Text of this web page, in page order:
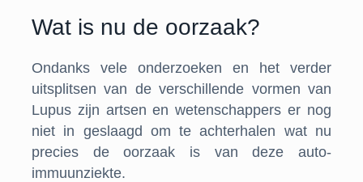
Wat is nu de oorzaak?
Ondanks vele onderzoeken en het verder
uitsplitsen van de verschillende vormen van
Lupus zijn artsen en wetenschappers er nog
niet in geslaagd om te achterhalen wat nu
precies de oorzaak is van deze auto-
immuunziekte.